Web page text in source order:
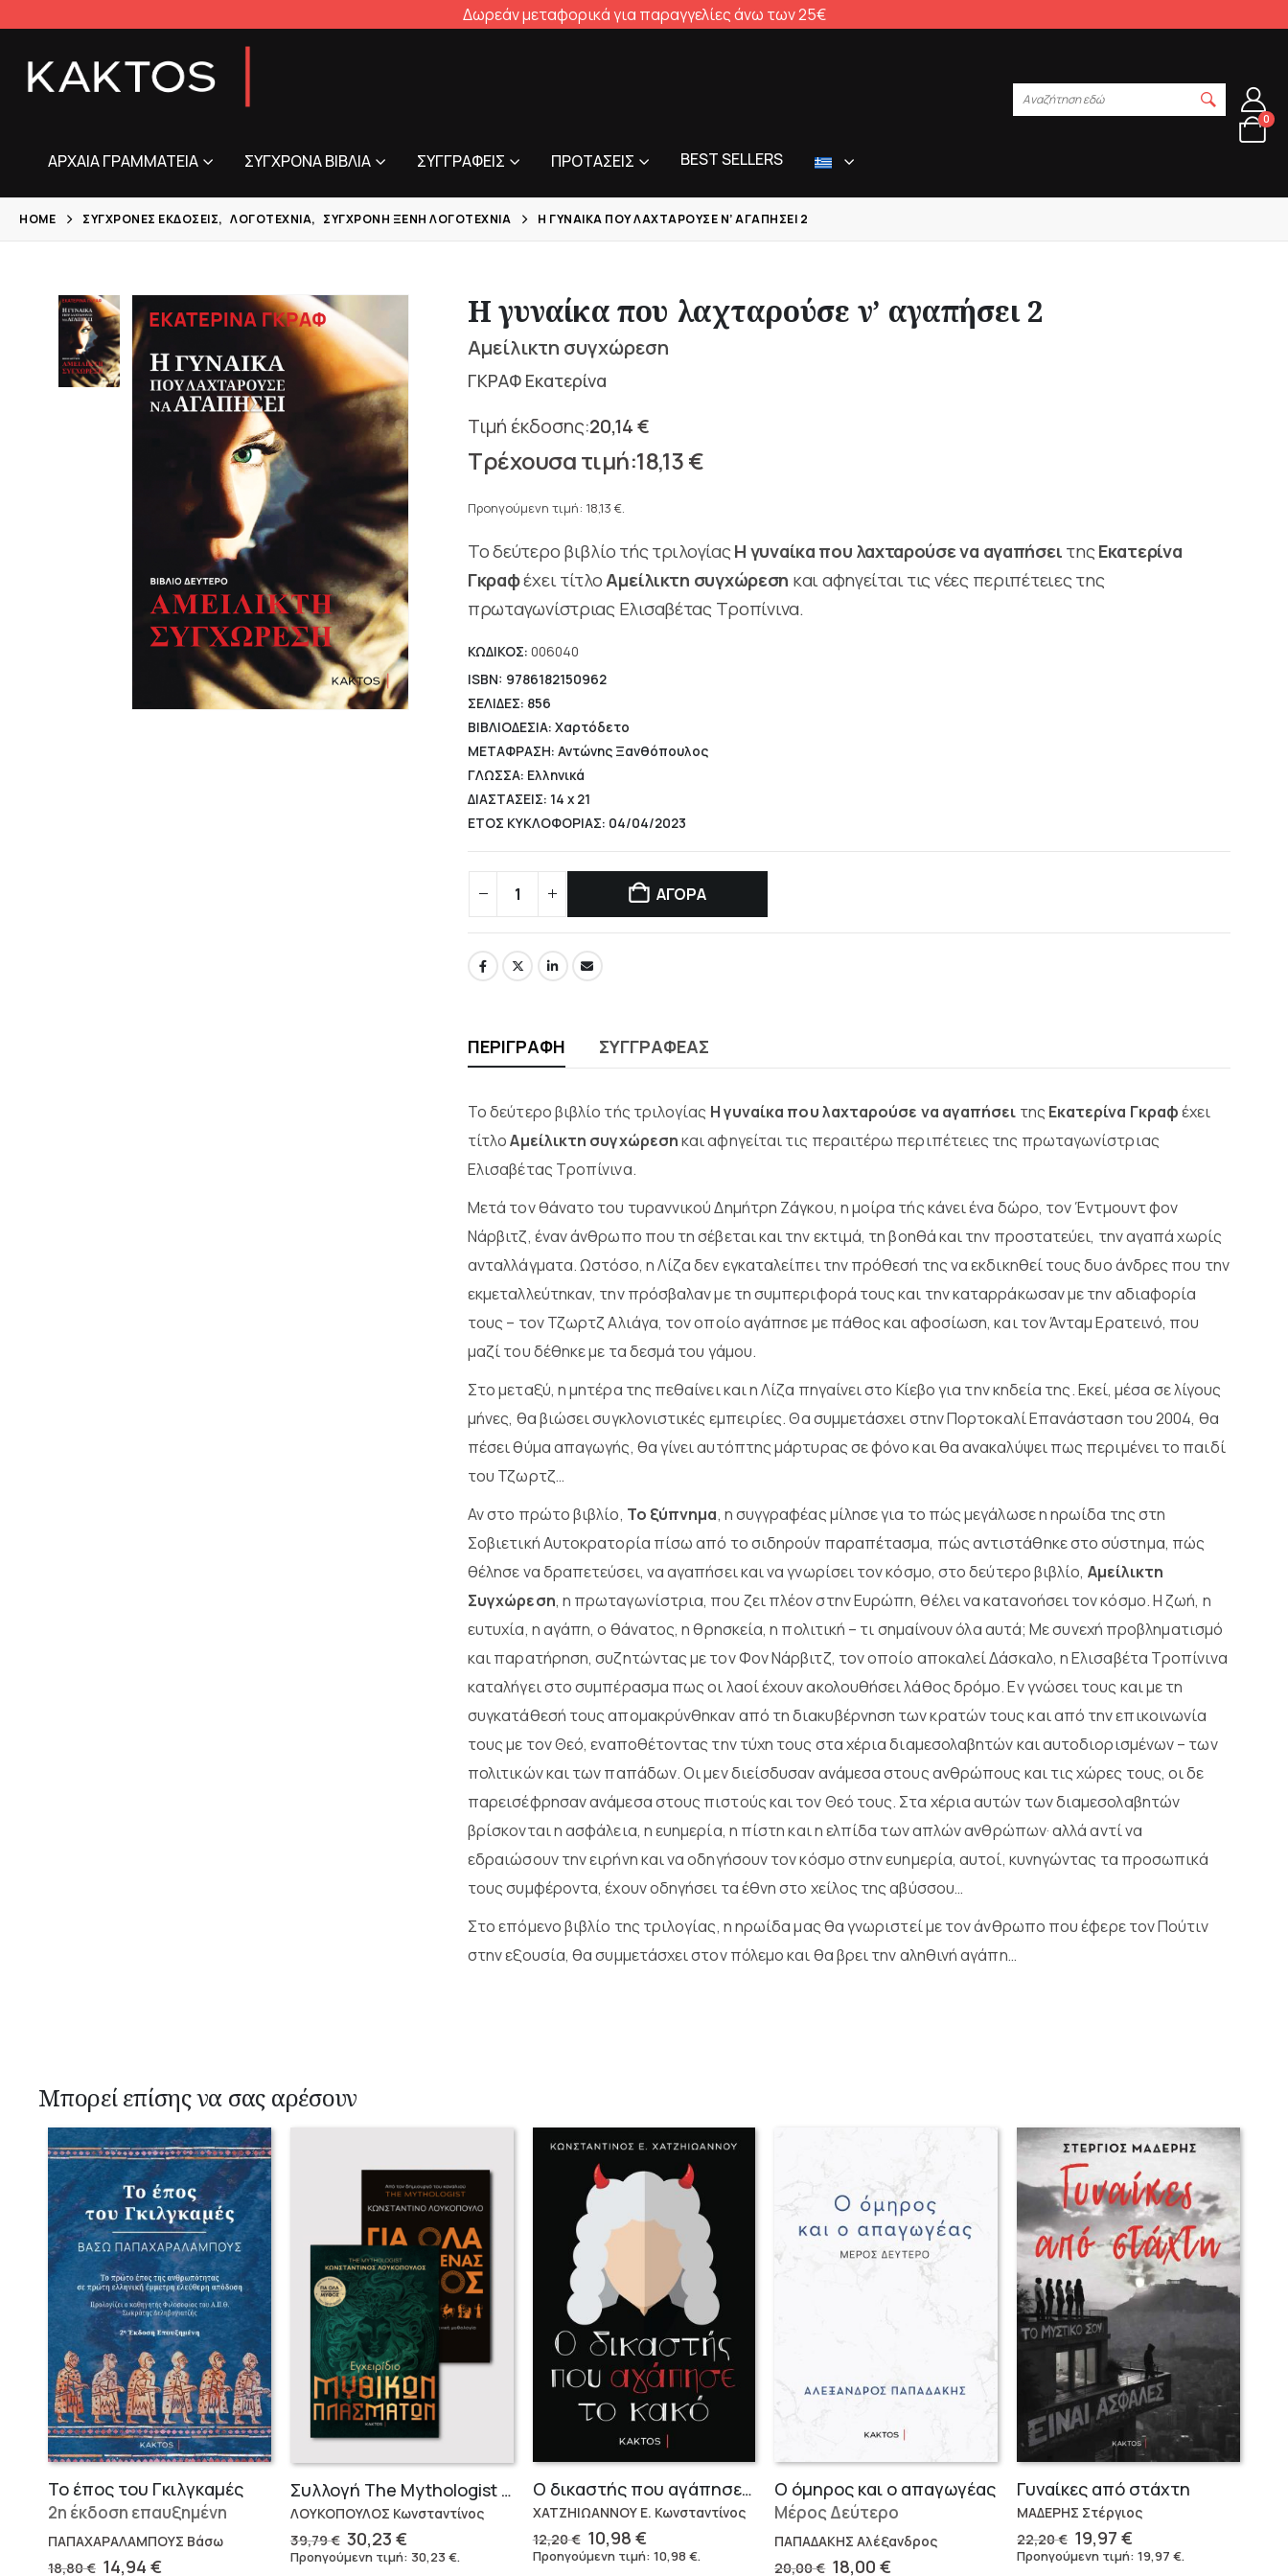
Δωρεάν μεταφορικά για παραγγελίες άνω των 25€
ΑΡΧΑΊΑ ΓΡΑΜΜΑΤΕΊΑ ΣΎΓΧΡΟΝΑ ΒΙΒΛΊΑ ΣΥΓΓΡΑΦΕΊΣ ΠΡΟΤΆΣΕΙΣ BEST SELLERS
Αναζήτηση εδώ
0
HOME ΣΎΓΧΡΟΝΕΣ ΕΚΔΌΣΕΙΣ, ΛΟΓΟΤΕΧΝΊΑ, ΣΎΓΧΡΟΝΗ ΞΈΝΗ ΛΟΓΟΤΕΧΝΊΑ Η ΓΥΝΑΊΚΑ ΠΟΥ ΛΑΧΤΑΡΟΎΣΕ Ν’ ΑΓΑΠΉΣΕΙ 2
Η γυναίκα που λαχταρούσε ν’ αγαπήσει 2
Αμείλικτη συγχώρεση
ΓΚΡΑΦ Εκατερίνα
20,14€
Original
price
was:
20,14 €.
18,13€
τρέχουσα
είναι:
18,13 €.
Προηγούμενη τιμή: 18,13 €.
Το δεύτερο βιβλίο τής τριλογίαςΗ γυναίκα που λαχταρούσε να αγαπήσει τηςΕκατερίνα
Γκραφέχει τίτλοΑμείλικτη συγχώρεση και αφηγείται τις νέες περιπέτειες της
πρωταγωνίστριας Ελισαβέτας Τροπίνινα.
ΚΩΔΙΚΟΣ: 006040
ISBN: 9786182150962
ΣΕΛΙΔΕΣ: 856
ΒΙΒΛΙΟΔΕΣΙΑ: Χαρτόδετο
ΜΕΤΑΦΡΑΣΗ: Αντώνης Ξανθόπουλος
ΓΛΩΣΣΑ: Ελληνικά
ΔΙΑΣΤΑΣΕΙΣ: 14 x 21
ΕΤΟΣ ΚΥΚΛΟΦΟΡΙΑΣ: 04/04/2023
ΑΓΟΡΑ
ΠΕΡΙΓΡΑΦΉ ΣΥΓΓΡΑΦΈΑΣ
Το δεύτερο βιβλίο τής τριλογίας Η γυναίκα που λαχταρούσε να αγαπήσει της Εκατερίνα Γκραφέχει
τίτλοΑμείλικτη συγχώρεσηκαι αφηγείται τις περαιτέρω περιπέτειες της πρωταγωνίστριας
Ελισαβέτας Τροπίνινα.
Μετά τον θάνατο του τυραννικού Δημήτρη Ζάγκου, η μοίρα τής κάνει ένα δώρο, τον Έντμουντ φον
Νάρβιτζ, έναν άνθρωπο που τη σέβεται και την εκτιμά, τη βοηθά και την προστατεύει, την αγαπά χωρίς
ανταλλάγματα. Ωστόσο, η Λίζα δεν εγκαταλείπει την πρόθεσή της να εκδικηθεί τους δυο άνδρες που την
εκμεταλλεύτηκαν, την πρόσβαλαν με τη συμπεριφορά τους και την καταρράκωσαν με την αδιαφορία
τους – τον Τζωρτζ Αλιάγα, τον οποίο αγάπησε με πάθος και αφοσίωση, και τον Άνταμ Ερατεινό, που
μαζί του δέθηκε με τα δεσμά του γάμου.
Στο μεταξύ, η μητέρα της πεθαίνει και η Λίζα πηγαίνει στο Κίεβο για την κηδεία της. Εκεί, μέσα σε λίγους
μήνες, θα βιώσει συγκλονιστικές εμπειρίες. Θα συμμετάσχει στην Πορτοκαλί Επανάσταση του 2004, θα
πέσει θύμα απαγωγής, θα γίνει αυτόπτης μάρτυρας σε φόνο και θα ανακαλύψει πως περιμένει το παιδί
του Τζωρτζ…
Αν στο πρώτο βιβλίο, Το ξύπνημα, η συγγραφέας μίλησε για το πώς μεγάλωσε η ηρωίδα της στη
Σοβιετική Αυτοκρατορία πίσω από το σιδηρούν παραπέτασμα, πώς αντιστάθηκε στο σύστημα, πώς
θέλησε να δραπετεύσει, να αγαπήσει και να γνωρίσει τον κόσμο, στο δεύτερο βιβλίο, Αμείλικτη
Συγχώρεση, η πρωταγωνίστρια, που ζει πλέον στην Ευρώπη, θέλει να κατανοήσει τον κόσμο. Η ζωή, η
ευτυχία, η αγάπη, ο θάνατος, η θρησκεία, η πολιτική – τι σημαίνουν όλα αυτά; Με συνεχή προβληματισμό
και παρατήρηση, συζητώντας με τον Φον Νάρβιτζ, τον οποίο αποκαλεί Δάσκαλο, η Ελισαβέτα Τροπίνινα
καταλήγει στο συμπέρασμα πως οι λαοί έχουν ακολουθήσει λάθος δρόμο. Εν γνώσει τους και με τη
συγκατάθεσή τους απομακρύνθηκαν από τη διακυβέρνηση των κρατών τους και από την επικοινωνία
τους με τον Θεό, εναποθέτοντας την τύχη τους στα χέρια διαμεσολαβητών και αυτοδιορισμένων – των
πολιτικών και των παπάδων. Οι μεν διείσδυσαν ανάμεσα στους ανθρώπους και τις χώρες τους, οι δε
παρεισέφρησαν ανάμεσα στους πιστούς και τον Θεό τους. Στα χέρια αυτών των διαμεσολαβητών
βρίσκονται η ασφάλεια, η ευημερία, η πίστη και η ελπίδα των απλών ανθρώπων· αλλά αντί να
εδραιώσουν την ειρήνη και να οδηγήσουν τον κόσμο στην ευημερία, αυτοί, κυνηγώντας τα προσωπικά
τους συμφέροντα, έχουν οδηγήσει τα έθνη στο χείλος της αβύσσου…
Στο επόμενο βιβλίο της τριλογίας, η ηρωίδα μας θα γνωριστεί με τον άνθρωπο που έφερε τον Πούτιν
στην εξουσία, θα συμμετάσχει στον πόλεμο και θα βρει την αληθινή αγάπη…
Μπορεί επίσης να σας αρέσουν
Το έπος του Γκιλγκαμές
2η έκδοση επαυξημένη
ΠΑΠΑΧΑΡΑΛΑΜΠΟΥΣ Βάσω
18,80€ Original
14,94€
Συλλογή The Mythologist (2 βιβλία)
ΛΟΥΚΟΠΟΥΛΟΣ Κωνσταντίνος
39,79€ Original
price
30,23 €Η
τρέχουσα
Προηγούμενη τιμή: 30,23€.
Ο δικαστής που αγάπησε το κακό
ΧΑΤΖΗΙΩΑΝΝΟΥ Ε. Κωνσταντίνος
12,20€ Original
price
was:
10,98 €Η
τρέχουσα
Προηγούμενη τιμή: 10,98 €.
Ο όμηρος και ο απαγωγέας
Μέρος Δεύτερο
ΠΑΠΑΔΑΚΗΣ Αλέξανδρος
20,00€ Original
18,00€
Γυναίκες από στάχτη
ΜΑΔΕΡΗΣ Στέργιος
22,20€ Original
price
19,97€
τρέχουσα
Προηγούμενη τιμή:19,97€.